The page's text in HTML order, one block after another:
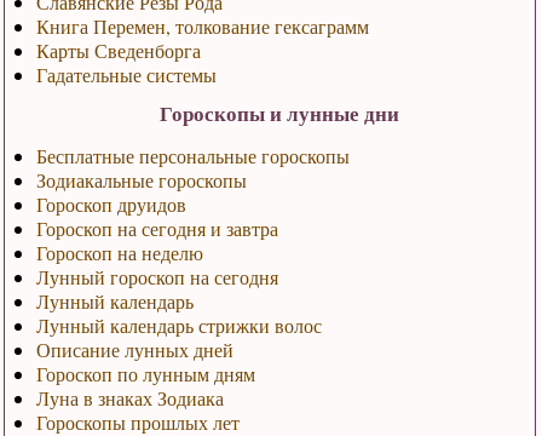
Книга Перемен, толкование гексаграмм
Карты Сведенборга
Гадательные системы
Гороскопы и лунные дни
Бесплатные персональные гороскопы
Зодиакальные гороскопы
Гороскоп друидов
Гороскоп на сегодня и завтра
Гороскоп на неделю
Лунный гороскоп на сегодня
Лунный календарь
Лунный календарь стрижки волос
Описание лунных дней
Гороскоп по лунным дням
Луна в знаках Зодиака
Гороскопы прошлых лет